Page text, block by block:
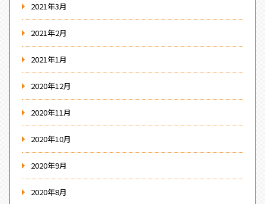
2021年3月
2021年2月
2021年1月
2020年12月
2020年11月
2020年10月
2020年9月
2020年8月